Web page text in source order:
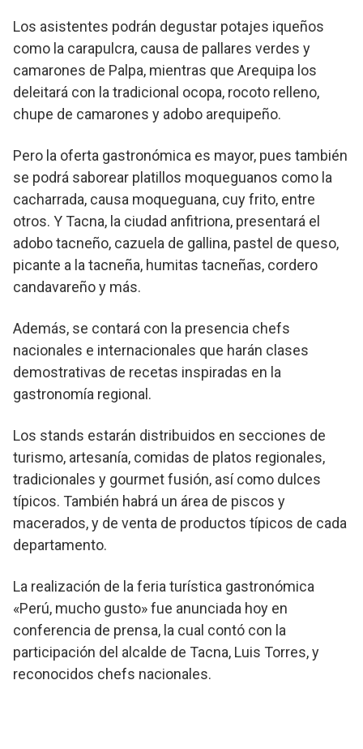
Los asistentes podrán degustar potajes iqueños
como la carapulcra, causa de pallares verdes y
camarones de Palpa, mientras que Arequipa los
deleitará con la tradicional ocopa, rocoto relleno,
chupe de camarones y adobo arequipeño.
Pero la oferta gastronómica es mayor, pues también
se podrá saborear platillos moqueguanos como la
cacharrada, causa moqueguana, cuy frito, entre
otros. Y Tacna, la ciudad anfitriona, presentará el
adobo tacneño, cazuela de gallina, pastel de queso,
picante a la tacneña, humitas tacneñas, cordero
candavareño y más.
Además, se contará con la presencia chefs
nacionales e internacionales que harán clases
demostrativas de recetas inspiradas en la
gastronomía regional.
Los stands estarán distribuidos en secciones de
turismo, artesanía, comidas de platos regionales,
tradicionales y gourmet fusión, así como dulces
típicos. También habrá un área de piscos y
macerados, y de venta de productos típicos de cada
departamento.
La realización de la feria turística gastronómica
«Perú, mucho gusto» fue anunciada hoy en
conferencia de prensa, la cual contó con la
participación del alcalde de Tacna, Luis Torres, y
reconocidos chefs nacionales.